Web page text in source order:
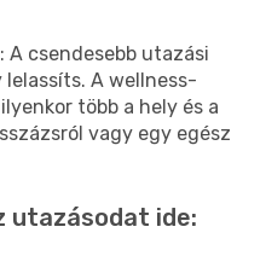
: A csendesebb utazási
lelassíts. A wellness-
több a hely és a
vagy egy egész
utazásodat ide: